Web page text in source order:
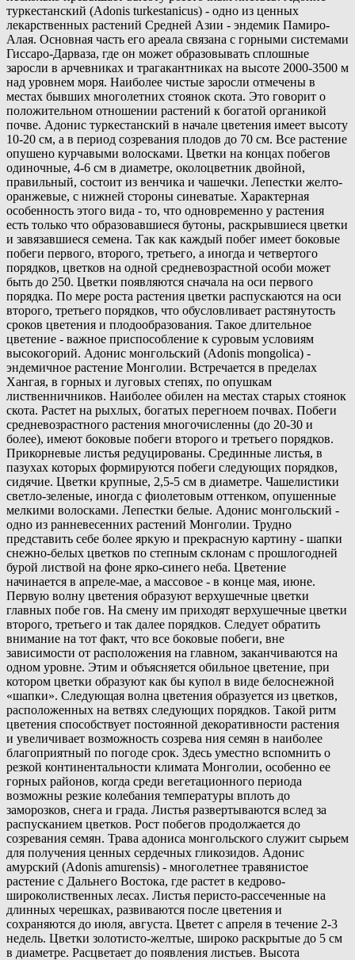
туркестанский (Adonis turkestanicus) - одно из ценных
лекарственных растений Средней Азии - эндемик Памиро-
Алая. Основная часть его ареала связана с горными системами
Гиссаро-Дарваза, где он может образовывать сплошные
заросли в арчевниках и трагакантниках на высоте 2000-3500 м
над уровнем моря. Наиболее чистые заросли отмечены в
местах бывших многолетних стоянок скота. Это говорит о
положительном отношении растений к богатой органикой
почве. Адонис туркестанский в начале цветения имеет высоту
10-20 см, а в период созревания плодов до 70 см. Все растение
опушено курчавыми волосками. Цветки на концах побегов
одиночные, 4-6 см в диаметре, околоцветник двойной,
правильный, состоит из венчика и чашечки. Лепестки желто-
оранжевые, с нижней стороны синеватые. Характерная
особенность этого вида - то, что одновременно у растения
есть только что образовавшиеся бутоны, раскрывшиеся цветки
и завязавшиеся семена. Так как каждый побег имеет боковые
побеги первого, второго, третьего, а иногда и четвертого
порядков, цветков на одной средневозрастной особи может
быть до 250. Цветки появляются сначала на оси первого
порядка. По мере роста растения цветки распускаются на оси
второго, третьего порядков, что обусловливает растянутость
сроков цветения и плодообразования. Такое длительное
цветение - важное приспособление к суровым условиям
высокогорий. Адонис монгольский (Adonis mongolica) -
эндемичное растение Монголии. Встречается в пределах
Хангая, в горных и луговых степях, по опушкам
лиственничников. Наиболее обилен на местах старых стоянок
скота. Растет на рыхлых, богатых перегноем почвах. Побеги
средневозрастного растения многочисленны (до 20-30 и
более), имеют боковые побеги второго и третьего порядков.
Прикорневые листья редуцированы. Срединные листья, в
пазухах которых формируются побеги следующих порядков,
сидячие. Цветки крупные, 2,5-5 см в диаметре. Чашелистики
светло-зеленые, иногда с фиолетовым оттенком, опушенные
мелкими волосками. Лепестки белые. Адонис монгольский -
одно из ранневесенних растений Монголии. Трудно
представить себе более яркую и прекрасную картину - шапки
снежно-белых цветков по степным склонам с прошлогодней
бурой листвой на фоне ярко-синего неба. Цветение
начинается в апреле-мае, а массовое - в конце мая, июне.
Первую волну цветения образуют верхушечные цветки
главных побе гов. На смену им приходят верхушечные цветки
второго, третьего и так далее порядков. Следует обратить
внимание на тот факт, что все боковые побеги, вне
зависимости от расположения на главном, заканчиваются на
одном уровне. Этим и объясняется обильное цветение, при
котором цветки образуют как бы купол в виде белоснежной
«шапки». Следующая волна цветения образуется из цветков,
расположенных на ветвях следующих порядков. Такой ритм
цветения способствует постоянной декоративности растения
и увеличивает возможность созрева ния семян в наиболее
благоприятный по погоде срок. Здесь уместно вспомнить о
резкой континентальности климата Монголии, особенно ее
горных районов, когда среди вегетационного периода
возможны резкие колебания температуры вплоть до
заморозков, снега и града. Листья развертываются вслед за
распусканием цветков. Рост побегов продолжается до
созревания семян. Трава адониса монгольского служит сырьем
для получения ценных сердечных гликозидов. Адонис
амурский (Adonis amurensis) - многолетнее травянистое
растение с Дальнего Востока, где растет в кедрово-
широколиственных лесах. Листья перисто-рассеченные на
длинных черешках, развиваются после цветения и
сохраняются до июля, августа. Цветет с апреля в течение 2-3
недель. Цветки золотисто-желтые, широко раскрытые до 5 см
в диаметре. Расцветает до появления листьев. Высота